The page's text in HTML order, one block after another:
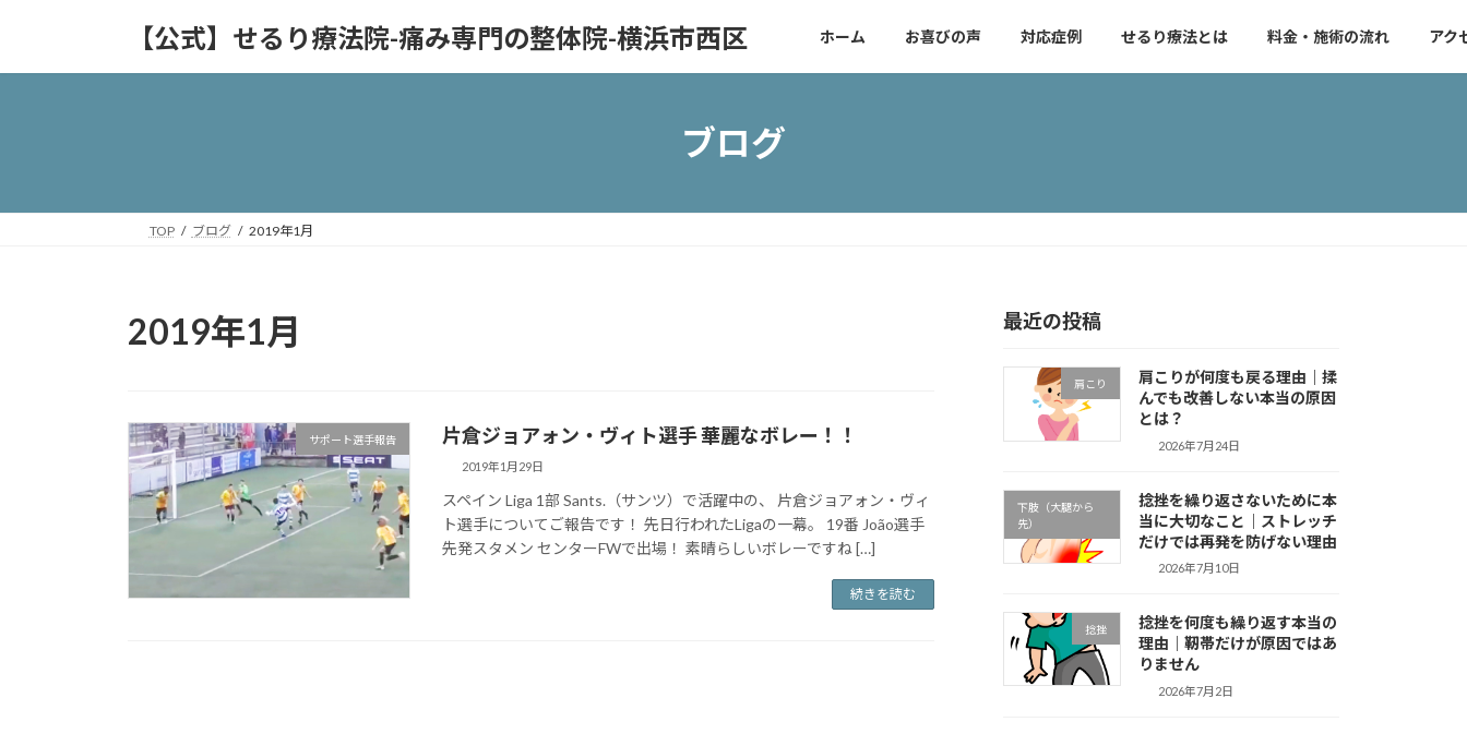
【公式】せるり療法院-痛み専門の整体院-横浜市西区 ホーム お喜びの声 対応症例 せるり療法とは 料金・施術の流れ アク
ブログ
TOP ブログ 2019年1月
2019年1月
サポート選手報告 片倉ジョアォン・ヴィト選手 華麗なボレー！！
2019年1月29日
スペイン Liga 1部 Sants.（サンツ）で活躍中の、 片倉ジョアォン・ヴィ
ト選手についてご報告です！ 先日行われたLigaの一幕。 19番 João選手
先発スタメン センターFWで出場！ 素晴らしいボレーですね […]
続きを読む
最近の投稿
肩こり
肩こりが何度も戻る理由｜揉
んでも改善しない本当の原因
とは？
2026年7月24日
下肢（大腿から
先）
捻挫を繰り返さないために本
当に大切なこと｜ストレッチ
だけでは再発を防げない理由
2026年7月10日
捻挫
捻挫を何度も繰り返す本当の
理由｜靭帯だけが原因ではあ
りません
2026年7月2日